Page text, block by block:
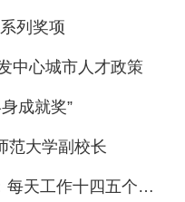
、哈尔滨、沈阳、郑
市推广应用，获得多
版基金资助），译著
列奖项
中心城市人才政策
成就奖”
范大学副校长
理工科博士“卷”进金融圈：每天工作十四五个小时